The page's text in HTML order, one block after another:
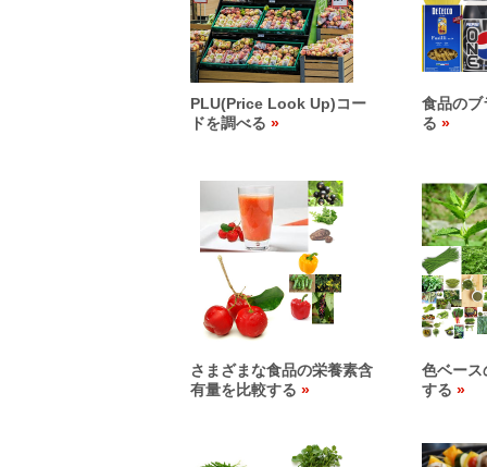
PLU(Price Look Up)コー
ドを調べる
食品のブ
る
さまざまな食品の栄養素含
有量を比較する
色ベース
する